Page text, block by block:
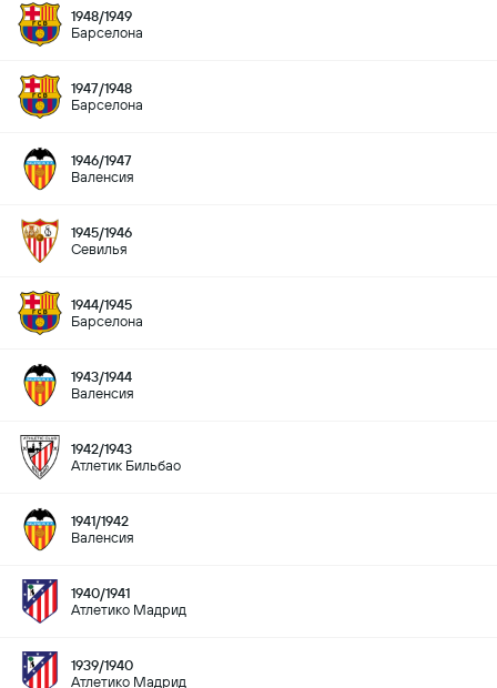
1948/1949
Барселона
1947/1948
Барселона
1946/1947
Валенсия
1945/1946
Севилья
1944/1945
Барселона
1943/1944
Валенсия
1942/1943
Атлетик Бильбао
1941/1942
Валенсия
1940/1941
Атлетико Мадрид
1939/1940
Атлетико Мадрид